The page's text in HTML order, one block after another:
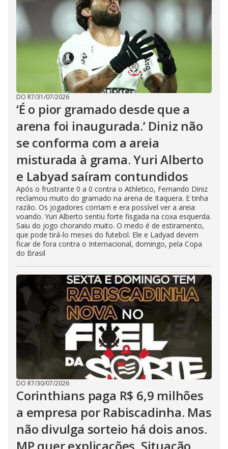
DO R7/31/07/2026
‘É o pior gramado desde que a
arena foi inaugurada.’ Diniz não
se conforma com a areia
misturada à grama. Yuri Alberto
e Labyad saíram contundidos
Após o frustrante 0 a 0 contra o Athletico, Fernando Diniz
reclamou muito do gramado na arena de Itaquera. E tinha
razão. Os jogadores corriam e era possível ver a areia
voando. Yuri Alberto sentiu forte fisgada na coxa esquerda.
Saiu do jogo chorando muito. O medo é de estiramento,
que pode tirá-lo meses do futebol. Ele e Ladyad devem
ficar de fora contra o Internacional, domingo, pela Copa
do Brasil
DO R7/30/07/2026
Corinthians paga R$ 6,9 milhões
a empresa por Rabiscadinha. Mas
não divulga sorteio há dois anos.